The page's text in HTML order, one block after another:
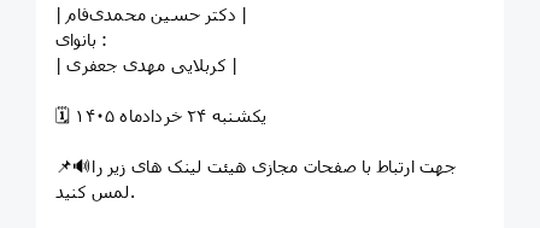
| دکتر حسین محمدی‌فام |
بانوای :
| کربلایی مهدی جعفری |
🗓 یکشنبه ۲۴ خرداد‌ماه ۱۴۰۵
‎📌🔊جهت ارتباط با صفحات مجازی هیئت لینک های زیر را
لمس کنید.